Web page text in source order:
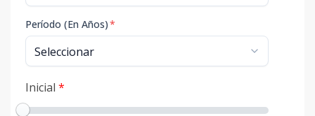
Período (En Años)*
Inicial *